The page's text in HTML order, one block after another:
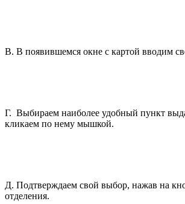
В. В появившемся окне с картой вводим
Г. Выбираем наиболее удобный пункт
кликаем по нему мышкой.
Д. Подтверждаем свой выбор, нажав на
отделения.